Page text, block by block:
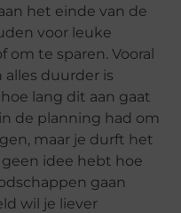
het einde van de
voor leuke
om te sparen. Vooral
alles duurder is
lang dit aan gaat
de planning had om
maar je durft het
idee hebt hoe
gaan
wil je liever